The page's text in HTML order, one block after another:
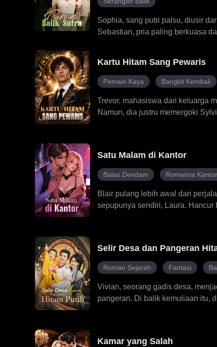
menumbangkan dalang di balik
Sophia, sang putri palsu, diusir
Sebastian, pria paling berkuasa
yang berkomplot untuk
seorang guru, seperti ilmu
menggagalkan setiap jebakan.
Sebastian. Seiring terbongkarnya
palsu tumbang, yang asli bangkit.
Kartu Hitam Sang Pewaris
Pemain Kaya Bangkit Kembali
Trevor, mahasiswa dari keluarga
Namun, dia justru memergoki
dengan penuh percaya diri,
memulai perjalanan balas
Satu Malam di Kantor
Balas Dendam Romansa Kantor
Blair pulang lebih awal dari
sepupunya sendiri, Laura.
istri Roman muncul dengan
segala arah, Roman selalu berdiri
membongkar semua kebohongan
serta perlindungan sengit Roman,
berlutut dan melamarnya.
Selir Desa dan Pangeran
Roman Sejarah Fantasi
Vivian, seorang gadis desa,
pangeran. Di balik kemuliaan itu,
rahasia kedua putranya
Kamar yang Salah